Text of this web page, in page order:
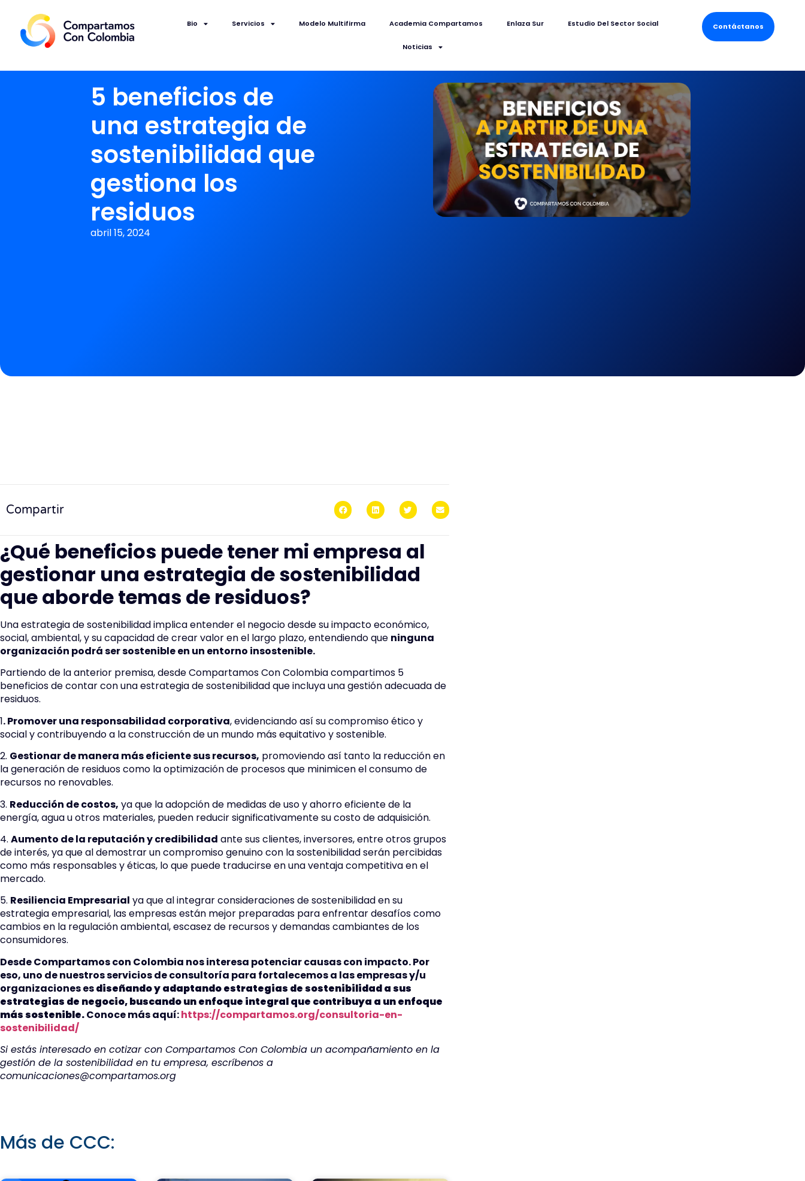
Contáctanos
Bio Servicios Modelo Multifirma Academia Compartamos Enlaza Sur Estudio Del Sector Social
Noticias
5 beneficios de
una estrategia de
sostenibilidad que
gestiona los
residuos
abril 15, 2024
Compartir
¿Qué beneficios puede tener mi empresa al
gestionar una estrategia de sostenibilidad
que aborde temas de residuos?
Una estrategia de sostenibilidad implica entender el negocio desde su impacto económico,
social, ambiental, y su capacidad de crear valor en el largo plazo, entendiendo que ninguna
organización podrá ser sostenible en un entorno insostenible.
Partiendo de la anterior premisa, desde Compartamos Con Colombia compartimos 5
beneficios de contar con una estrategia de sostenibilidad que incluya una gestión adecuada de
residuos.
1. Promover una responsabilidad corporativa, evidenciando así su compromiso ético y
social y contribuyendo a la construcción de un mundo más equitativo y sostenible.
2. Gestionar de manera más eficiente sus recursos, promoviendo así tanto la reducción en
la generación de residuos como la optimización de procesos que minimicen el consumo de
recursos no renovables.
3. Reducción de costos, ya que la adopción de medidas de uso y ahorro eficiente de la
energía, agua u otros materiales, pueden reducir significativamente su costo de adquisición.
4. Aumento de la reputación y credibilidad ante sus clientes, inversores, entre otros grupos
de interés, ya que al demostrar un compromiso genuino con la sostenibilidad serán percibidas
como más responsables y éticas, lo que puede traducirse en una ventaja competitiva en el
mercado.
5. Resiliencia Empresarial ya que al integrar consideraciones de sostenibilidad en su
estrategia empresarial, las empresas están mejor preparadas para enfrentar desafíos como
cambios en la regulación ambiental, escasez de recursos y demandas cambiantes de los
consumidores.
Desde Compartamos con Colombia nos interesa potenciar causas con impacto. Por
eso, uno de nuestros servicios de consultoría para fortalecemos a las empresas y/u
organizaciones esdiseñando y adaptando estrategias de sostenibilidad a sus
estrategias de negocio, buscando un enfoque integral que contribuya a un enfoque
más sostenible.Conoce más aquí:https://compartamos.org/consultoria-en-
sostenibilidad/
Si estás interesado en cotizar con Compartamos Con Colombia un acompañamiento en la
gestión de la sostenibilidad en tu empresa, escríbenos a
comunicaciones@compartamos.org
Más de CCC: